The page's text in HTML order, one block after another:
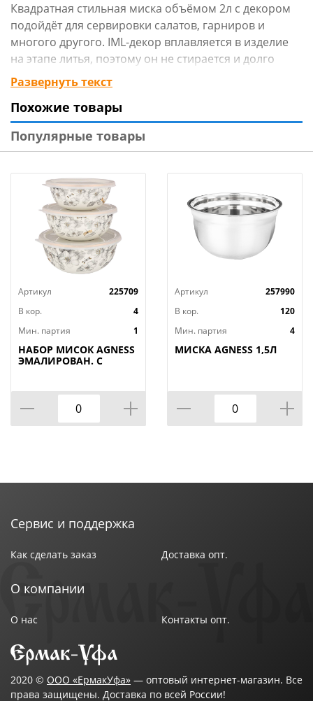
Квадратная стильная миска объёмом 2л с декором
подойдёт для сервировки салатов, гарниров и
многого другого. IML-декор вплавляется в изделие
на этапе литья, поэтому он не стирается и долго
радует глаз. Миски выпускаются в двух объёмах - 2л
и 4л, которые удобно вкладываются друг в друга для
компактного хранения. Для производства
используется безопасный полипропилен, который
подходит для СВЧ и не содержит бисфенола А.
Развернуть текст
Похожие товары
Популярные товары
Артикул
225709
В кор.
4
Мин. партия
1
НАБОР МИСОК AGNESS
ЭМАЛИРОВАН. С
САД, 6ПР.14/16/18СМ,
0,6/0,9/1,3Л
Артикул
257990
В кор.
120
Мин. партия
4
МИСКА AGNESS 1,5Л
Сервис и поддержка
Как сделать заказ Доставка опт.
О компании
О нас Контакты опт.
2020 © ООО «ЕрмакУфа» — оптовый интернет-магазин. Все
права защищены. Доставка по всей России!